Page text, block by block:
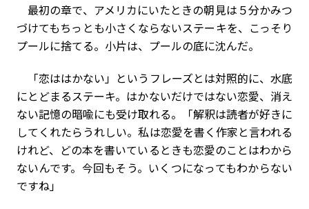
最初の章で、アメリカにいたときの朝見は５分かみつ
づけてもちっとも小さくならないステーキを、こっそり
プールに捨てる。小片は、プールの底に沈んだ。
「恋ははかない」というフレーズとは対照的に、水底
にとどまるステーキ。はかないだけではない恋愛、消え
ない記憶の暗喩にも受け取れる。「解釈は読者が好きに
してくれたらうれしい。私は恋愛を書く作家と言われる
けれど、どの本を書いているときも恋愛のことはわから
ないんです。今回もそう。いくつになってもわからない
ですね」